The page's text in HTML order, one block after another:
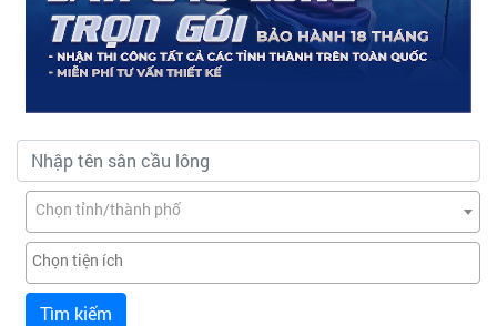
Chọn tỉnh/thành phố
Tìm kiếm